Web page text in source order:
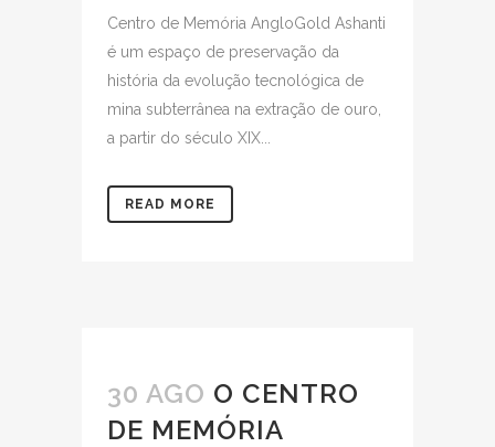
Centro de Memória AngloGold Ashanti
é um espaço de preservação da
história da evolução tecnológica de
mina subterrânea na extração de ouro,
a partir do século XIX...
READ MORE
30 AGO O CENTRO
DE MEMÓRIA